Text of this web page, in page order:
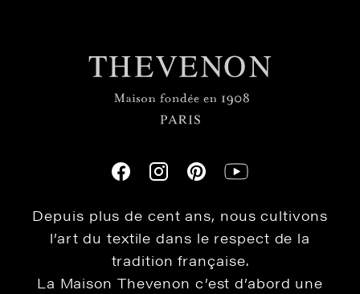
Depuis plus de cent ans, nous cultivons
l’art du textile dans le respect de la
tradition française.
La Maison Thevenon c’est d’abord une